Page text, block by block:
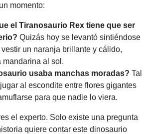
momento:
el Tiranosaurio Rex tiene que ser
Quizás hoy se levantó sintiéndose
un naranja brillante y cálido,
mandarina al sol.
usaba manchas moradas? Tal
al escondite entre flores gigantes
para que nadie lo viera.
el experto. Solo existe una pregunta
quiere contar este dinosaurio